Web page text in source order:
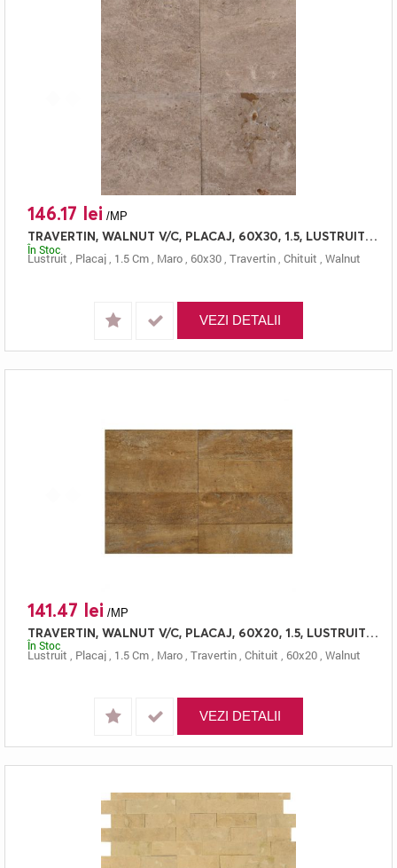
146.17 lei /MP
TRAVERTIN, WALNUT V/C, PLACAJ, 60X30, 1.5, LUSTRUIT + CHITUIT
Lustruit , Placaj, 1.5 Cm, Maro, 60x30, Travertin, Chituit , Walnut
În Stoc
VEZI DETALII
141.47 lei /MP
TRAVERTIN, WALNUT V/C, PLACAJ, 60X20, 1.5, LUSTRUIT + CHITUIT
Lustruit Placaj 1.5 Cm Maro Travertin Chituit 60x20 Walnut
În Stoc
VEZI DETALII